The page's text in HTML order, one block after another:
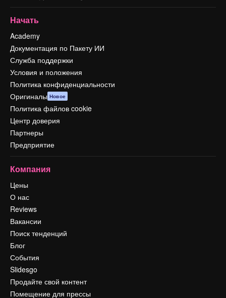
Начать
Academy
Документация по Пакету ИИ
Служба поддержки
Условия и положения
Политика конфиденциальности
Оригиналы Новое
Политика файлов cookie
Центр доверия
Партнеры
Предприятие
Компания
Цены
О нас
Reviews
Вакансии
Поиск тенденций
Блог
События
Slidesgo
Продайте свой контент
Помещение для прессы